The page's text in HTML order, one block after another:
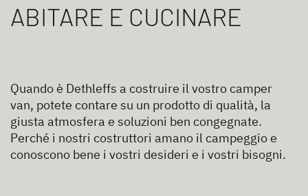
ABITARE E CUCINARE
Quando è Dethleffs a costruire il vostro camper
van, potete contare su un prodotto di qualità, la
giusta atmosfera e soluzioni ben congegnate.
Perché i nostri costruttori amano il campeggio e
conoscono bene i vostri desideri e i vostri bisogni.